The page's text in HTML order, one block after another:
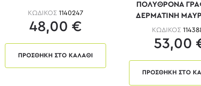
ΚΩΔΙΚΟΣ1140247
48,00 €
ΠΡΟΣΘΗΚΗ ΣΤΟ ΚΑΛΑΘΙ
ΠΟΛΥΘΡΟΝΑ
ΔΕΡΜΑΤΙΝΗ
ΜΑΥΡΟ
ΚΩΔΙΚΟΣ
53,00
ΠΡΟΣΘΗΚΗ ΣΤΟ